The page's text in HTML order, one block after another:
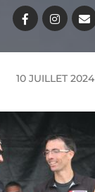
10 JUILLET 2024